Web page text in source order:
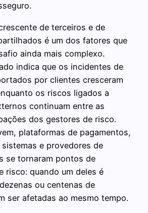
de terceiros e de
é um dos fatores que
ainda mais complexo.
indica que os incidentes de
por clientes cresceram
os riscos ligados a
continuam entre as
dos gestores de risco.
plataformas de pagamentos,
e provedores de
se tornaram pontos de
risco: quando um deles é
ou centenas de
ser afetadas ao mesmo tempo.